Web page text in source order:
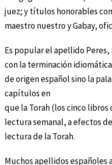
juez; y títulos honorables
maestro nuestro y Gabay,
Es popular el apellido
con la terminación
de origen español sino la
capítulos en
que la Torah (los cinco libros
lectura semanal, a efectos
lectura de la Torah.
Muchos apellidos